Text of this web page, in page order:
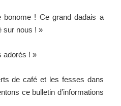
! Ce grand dadais a
sur nous ! »
adorés ! »
de café et les fesses dans
ce bulletin d’informations